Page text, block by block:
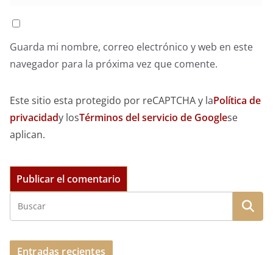
Guarda mi nombre, correo electrónico y web en este
navegador para la próxima vez que comente.
Este sitio esta protegido por reCAPTCHA y laPolítica de
privacidady losTérminos del servicio de Googlese
aplican.
Entradas recientes